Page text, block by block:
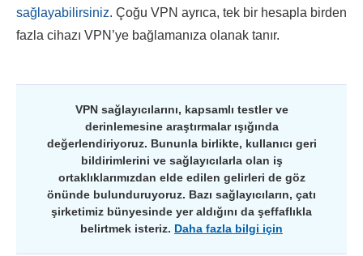
sağlayabilirsiniz. Çoğu VPN ayrıca, tek bir hesapla birden
fazla cihazı VPN’ye bağlamanıza olanak tanır.
VPN sağlayıcılarını, kapsamlı testler ve
derinlemesine araştırmalar ışığında
değerlendiriyoruz. Bununla birlikte, kullanıcı geri
bildirimlerini ve sağlayıcılarla olan iş
ortaklıklarımızdan elde edilen gelirleri de göz
önünde bulunduruyoruz. Bazı sağlayıcıların, çatı
şirketimiz bünyesinde yer aldığını da şeffaflıkla
belirtmek isteriz. Daha fazla bilgi için